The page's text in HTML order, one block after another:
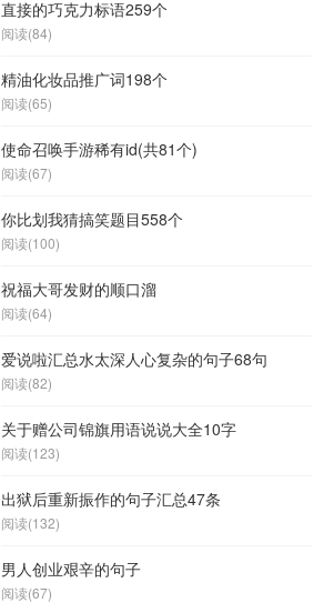
直接的巧克力标语259个
阅读(84)
精油化妆品推广词198个
阅读(65)
使命召唤手游稀有id(共81个)
阅读(67)
你比划我猜搞笑题目558个
阅读(100)
祝福大哥发财的顺口溜
阅读(64)
爱说啦汇总水太深人心复杂的句子68句
阅读(82)
关于赠公司锦旗用语说说大全10字
阅读(123)
出狱后重新振作的句子汇总47条
阅读(132)
男人创业艰辛的句子
阅读(67)